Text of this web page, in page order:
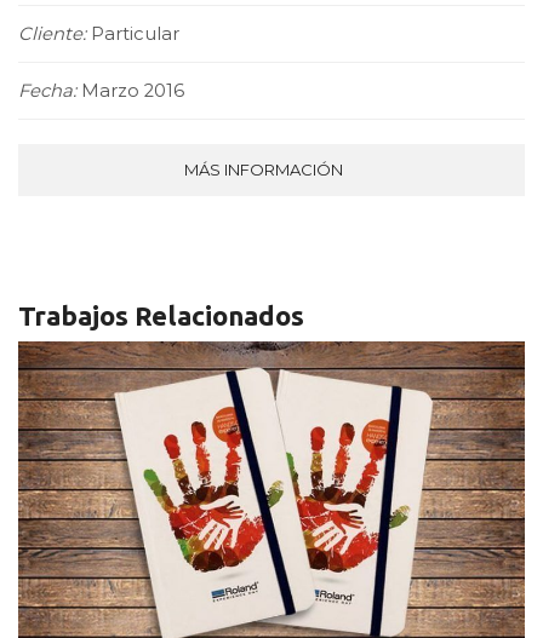
Cliente: Particular
Fecha: Marzo 2016
MÁS INFORMACIÓN
Trabajos Relacionados